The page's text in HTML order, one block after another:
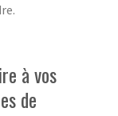
à vos
de